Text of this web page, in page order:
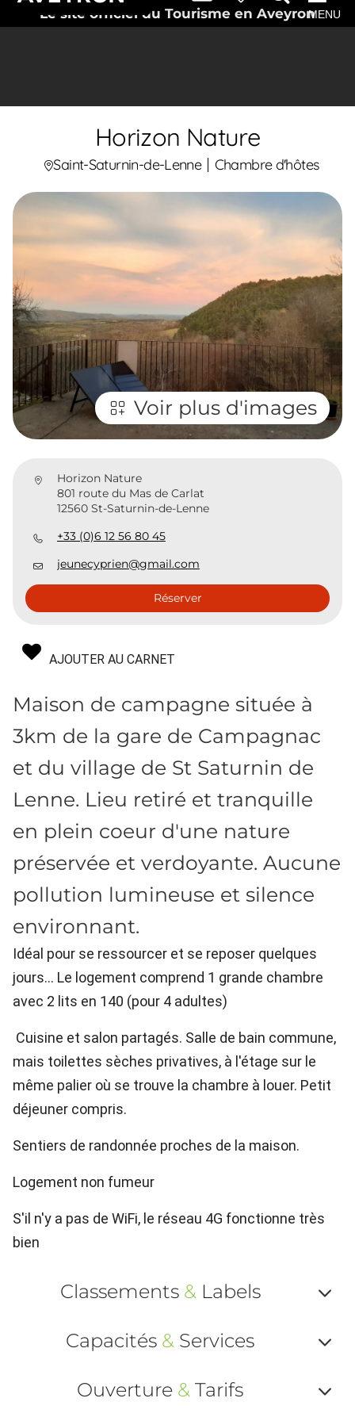
Le site officiel du Tourisme en AveyronMENU
Horizon Nature
Saint-Saturnin-de-Lenne Chambre d'hôtes
Voir plus d'images
Horizon Nature
801 route du Mas de Carlat
12560 St-Saturnin-de-Lenne
+33 (0)6 12 56 80 45
jeunecyprien@gmail.com
Réserver
AJOUTER AU CARNET
Maison de campagne située à
3km de la gare de Campagnac
et du village de St Saturnin de
Lenne. Lieu retiré et tranquille
en plein coeur d'une nature
préservée et verdoyante. Aucune
pollution lumineuse et silence
environnant.
Idéal pour se ressourcer et se reposer quelques
jours... Le logement comprend 1 grande chambre
avec 2 lits en 140 (pour 4 adultes)
Cuisine et salon partagés. Salle de bain commune,
mais toilettes sèches privatives, à l'étage sur le
même palier où se trouve la chambre à louer. Petit
déjeuner compris.
Sentiers de randonnée proches de la maison.
Logement non fumeur
S'il n'y a pas de WiFi, le réseau 4G fonctionne très
bien
Classements &Labels
ou
Capacités & Services
ou
Ouverture & Tarifs